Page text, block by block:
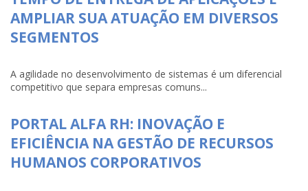
AMPLIAR SUA ATUAÇÃO EM DIVERSOS
SEGMENTOS
A agilidade no desenvolvimento de sistemas é um diferencial
competitivo que separa empresas comuns...
PORTAL ALFA RH: INOVAÇÃO E
EFICIÊNCIA NA GESTÃO DE RECURSOS
HUMANOS CORPORATIVOS